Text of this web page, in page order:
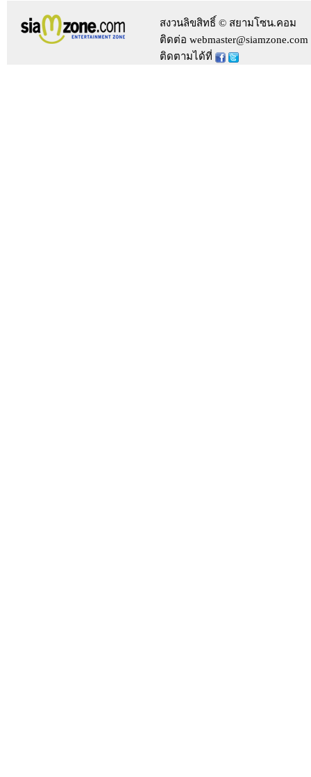
สงวนลิขสิทธิ์ © สยามโซน.คอม
ติดต่อ webmaster@siamzone.com
ติดตามได้ที่